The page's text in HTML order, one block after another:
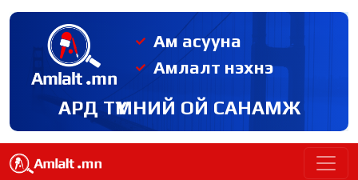
Ам асууна
Амлалт нэхнэ
АРД ТҮМНИЙ ОЙ САНАМЖ